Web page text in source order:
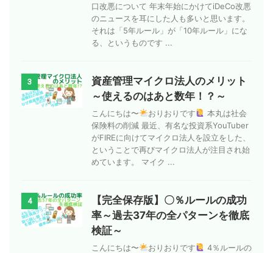
口改悪について 年末年始にかけてiDeCo改悪
のニュースを耳にした人も多いと思います。
それは「5年ルール」が「10年ルール」にな
る、というものです ...
3
資産管理マイクロ法人のメリット
～使えるのはあと数年！？～
こんにちは〜 おりおりです
本丸は社会
保険料の削減 最近、有名な投資系YouTuber
がFIREに向けてマイクロ法人を設立をした、
ということで再びマイクロ法人が注目され始
めています。 マイク ...
4
【完全保存版】〇％ルールの成功
率～過去37年の全パターンを徹底
検証～
こんにちは〜 おりおりです 4％ルールの